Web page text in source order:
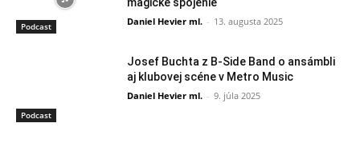
Podcast Daniel Hevier ml. - 13. augusta 2025
Podcast
Josef Buchta z B-Side Band o ansámbli
aj klubovej scéne v Metro Music
Daniel Hevier ml. - 9. júla 2025